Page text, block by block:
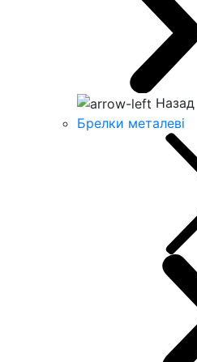
Назад
Брелки металеві